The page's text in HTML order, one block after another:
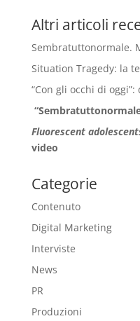
Altri articoli
Sembratuttonormale.
Situation Tragedy: la
“Con gli occhi di
Fluorescent
video
Categorie
Contenuto
Digital Marketing
Interviste
News
PR
Produzioni